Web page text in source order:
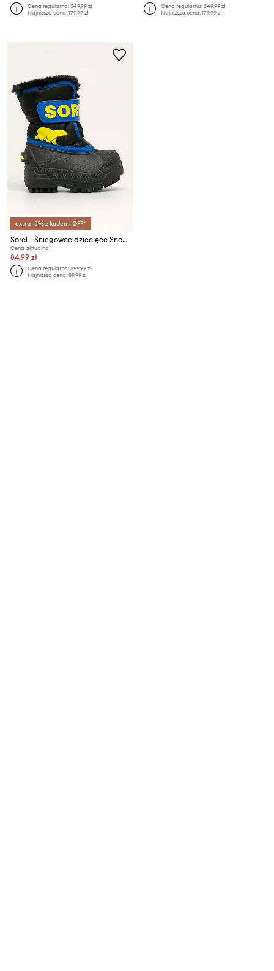
Cena regularna:349,99 zł
Najniższa cena:179,99 zł
Cena regularna:349,99 zł
Najniższa cena:179,99 zł
extra -5% z kodem: OFF*
Sorel - Śniegowce dziecięce Snow Commander
Cena aktualna:
84,99 zł
Cena regularna:299,99 zł
Najniższa cena:89,99 zł